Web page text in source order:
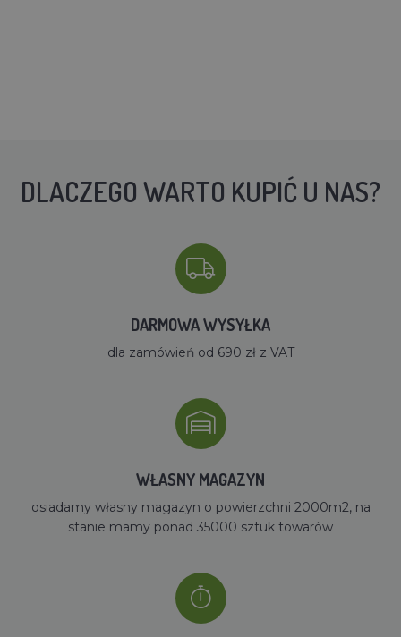
DLACZEGO WARTO KUPIĆ U NAS?
DARMOWA WYSYŁKA
dla zamówień od 690 zł z VAT
WŁASNY MAGAZYN
osiadamy własny magazyn o powierzchni 2000m2, na
stanie mamy ponad 35000 sztuk towarów